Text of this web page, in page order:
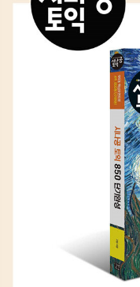
[저서] - 에듀윌 토익 구
품) (2022년 출간) - 시
기적 (20일만에 완성하
- 시나공 토익 950 실전
익 READING /
전테스트 시즌1/시즌2 -
토익 READING /
C LISTENING (2009년